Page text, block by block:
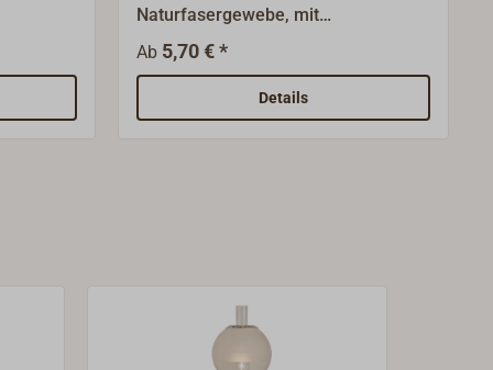
von
Naturfasergewebe, mit
Kennfaden.Unterschiedliche
Konfektion für die verschiedenen
Brennertypen.Bitte vermessen Sie
zur Bestellung Ihren alten Docht
Ab 5,70 € *
Details